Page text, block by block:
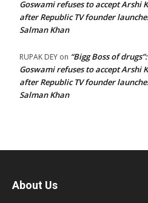
Goswami refuses to accept Arshi
after Republic TV founder
Salman Khan
RUPAK DEY on “Bigg Boss of
Goswami refuses to accept Arshi
after Republic TV founder
Salman Khan
About Us